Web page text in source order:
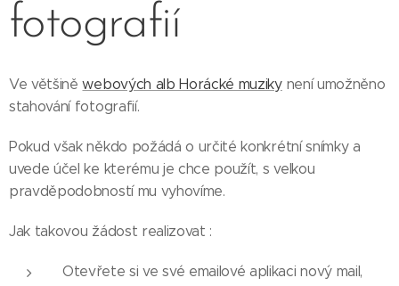
fotografií
Ve většiněwebových alb Horácké muzikynení umožněno
stahování fotografií.
Pokud však někdo požádá o určité konkrétní snímky a
uvede účel ke kterému je chce použít, s velkou
pravděpodobností mu vyhovíme.
Jak takovou žádost realizovat :
Otevřete si ve své emailové aplikaci nový mail,